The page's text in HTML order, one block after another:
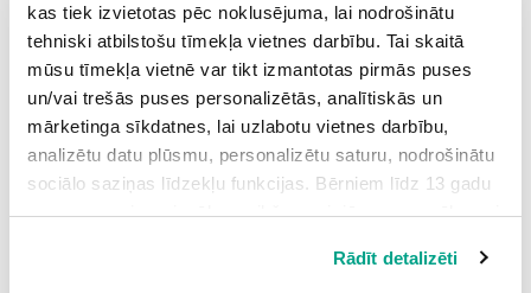
kas tiek izvietotas pēc noklusējuma, lai nodrošinātu
tehniski atbilstošu tīmekļa vietnes darbību. Tai skaitā
mūsu tīmekļa vietnē var tikt izmantotas pirmās puses
un/vai trešās puses personalizētās, analītiskās un
mārketinga sīkdatnes, lai uzlabotu vietnes darbību,
analizētu datu plūsmu, personalizētu saturu, nodrošinātu
sociālo saziņas līdzekļu funkcijas. Bērniem līdz 13 gadu
vecumam pirms izvēles veikšanas ir jāprasa vecāka vai
Spiežot uz pogas “Apstiprināt visas”, Jūs piekrītat visām
Rādīt detalizēti